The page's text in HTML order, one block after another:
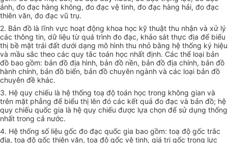
ảnh, đo đạc hàng không, đo đạc vệ tinh, đo đạc hàng hải, đo đạc
thiên văn, đo đạc vũ trụ.
2. Bản đồ là lĩnh vực hoạt động khoa học kỹ thuật thu nhận và xử lý
các thông tin, dữ liệu từ quá trình đo đạc, khảo sát thực địa để biểu
thị bề mặt trái đất dưới dạng mô hình thu nhỏ bằng hệ thống ký hiệu
và mầu sắc theo các quy tắc toán học nhất định. Các thể loại bản
đồ bao gồm: bản đồ địa hình, bản đồ nền, bản đồ địa chính, bản đồ
hành chính, bản đồ biển, bản đồ chuyên ngành và các loại bản đồ
chuyên đề khác.
3. Hệ quy chiếu là hệ thống toạ độ toán học trong không gian và
trên mặt phẳng để biểu thị lên đó các kết quả đo đạc và bản đồ; hệ
quy chiếu quốc gia là hệ quy chiếu được lựa chọn để sử dụng thống
nhất trong cả nước.
4. Hệ thống số liệu gốc đo đạc quốc gia bao gồm: toạ độ gốc trắc
địa, toạ độ gốc thiên văn, toạ độ gốc vệ tinh, giá trị gốc trọng lực